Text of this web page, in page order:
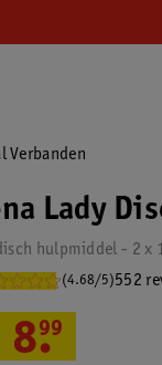
Verbanden
Lady
hulpmiddel - 2 x
(4.68/5)552
8.
99